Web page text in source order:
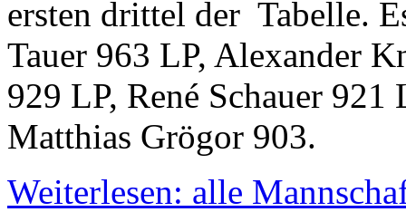
ersten drittel der Tabelle.
Tauer 963 LP, Alexander
929 LP, René Schauer
Matthias Grögor 903.
Weiterlesen: alle